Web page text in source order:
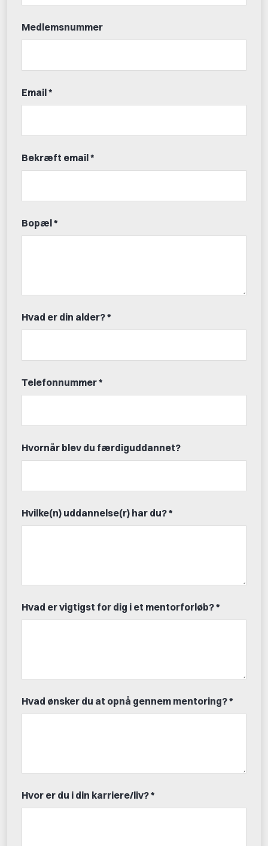
Medlemsnummer
Email *
Bekræft email *
Bopæl *
Hvad er din alder? *
Telefonnummer *
Hvornår blev du færdiguddannet?
Hvilke(n) uddannelse(r) har du? *
Hvad er vigtigst for dig i et mentorforløb? *
Hvad ønsker du at opnå gennem mentoring? *
Hvor er du i din karriere/liv? *